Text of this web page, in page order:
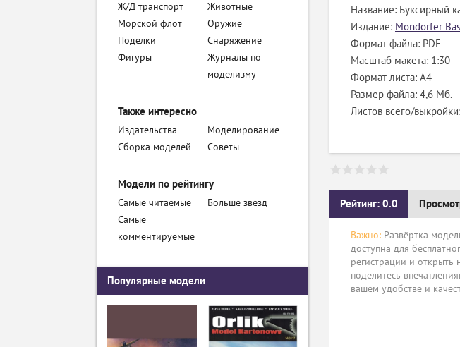
Название: Буксирный
Издание: Mondorfer
Формат файла: PDF
Масштаб макета: 1:30
Формат листа: А4
Размер файла: 4,6 Мб.
Листов всего/
Рейтинг: 0.0
Важно: Развёртка
доступна для
регистрации и открыть
поделитесь
вашем удобстве и
Ж/Д транспорт
Животные
Морской флот
Оружие
Поделки
Снаряжение
Фигуры
Журналы по
моделизму
Также интересно
Издательства
Моделирование
Сборка моделей
Советы
Модели по рейтингу
Самые читаемые
Больше звезд
Самые
комментируемые
Популярные модели